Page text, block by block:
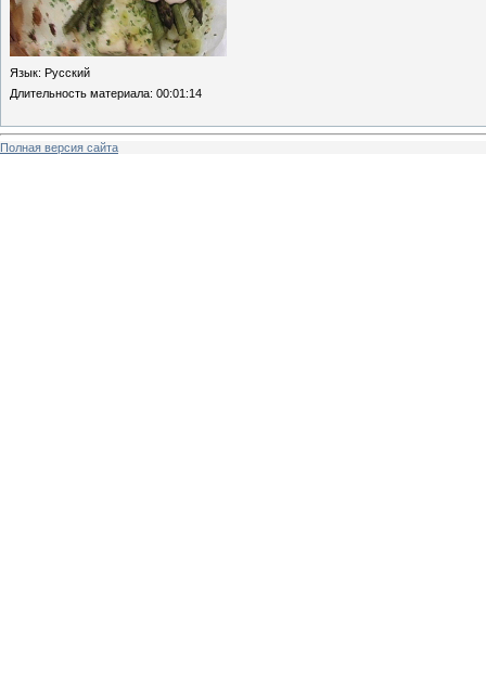
Язык: Русский
Длительность материала: 00:01:14
Полная версия сайта